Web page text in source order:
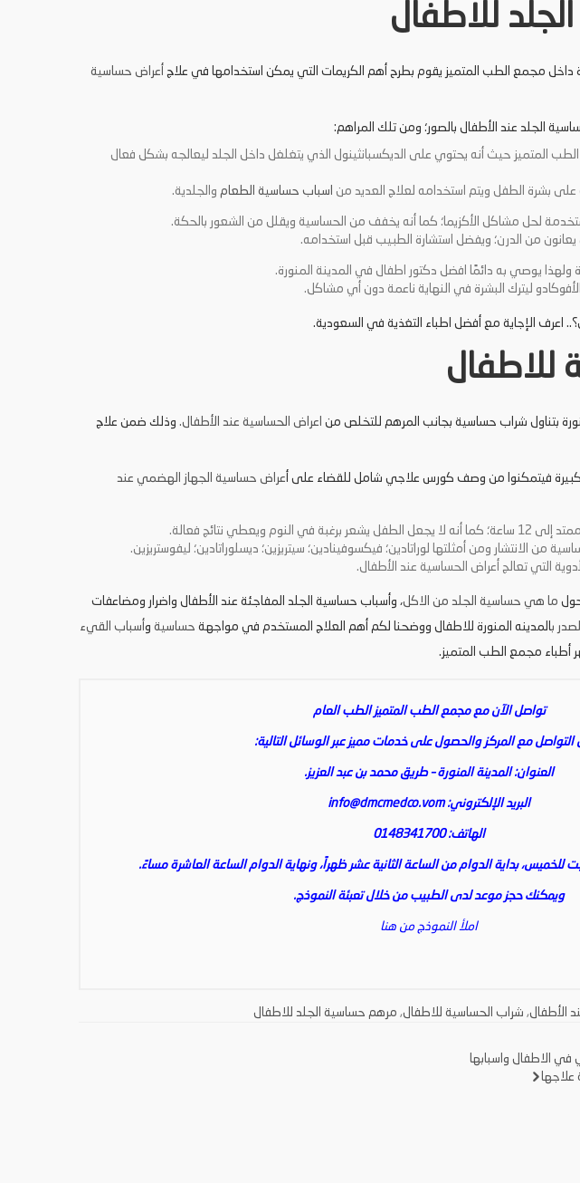
للاطفال
داخل مجمع الطب المتميز يقوم بطرح أهم الكريمات التي يمكن استخدامها في علاج أعراض حساسية
الجلد عند الأطفال بالصور؛ ومن تلك المراهم:
المتميز حيث أنه يحتوي على الديكسبانثينول الذي يتغلغل داخل الجلد ليعالجه بشكل فعال
على بشرة الطفل ويتم استخدامه لعلاج العديد من اسباب حساسية الطعام والجلدية.
لحل مشاكل الأكزيما؛ كما أنه يخفف من الحساسية ويقلل من الشعور بالحكة.
يعانون من الدرن؛ ويفضل استشارة الطبيب قبل استخدامه.
ولهذا يوصي به دائمًا افضل دكتور اطفال في المدينة المنورة.
الأفوكادو ليترك البشرة في النهاية ناعمة دون أي مشاكل.
اعرف الإجاية مع أفضل اطباء التغذية في السعودية.
للاطفال
بتناول شراب حساسية بجانب المرهم للتخلص من اعراض الحساسية عند الأطفال. وذلك ضمن علاج
كبيرة فيتمكنوا من وصف كورس علاجي شامل للقضاء على عراض حساسية الجهاز الهضمي عند
النوم ويعطي نتائج فعالة.
من الانتشار ومن أمثلتها لوراتادين؛ فيكسوفينادين؛ سيتريزين؛ ديسلوراتادين؛ ليفوستريزين.
التي تعالج أعراض الحساسية عند الأطفال.
حول ما هي حساسية الجلد من الاكل، وأسباب حساسية الجلد المفاجئة عند الأطفال واضرار ومضاعفات
بالمدينه المنورة للاطفال ووضحنا لكم أهم العلاج المستخدم في مواجهة حساسية و أسباب القيء
مجمع الطب المتميز.
تواصل الآن مع مجمع الطب المتميز الطب العام
التواصل مع المركز والحصول على خدمات مميز عبر الوسائل التالية:
العنوان: المدينة المنورة – طريق محمد بن عبد العزيز.
البريد الإلكتروني:info@dmcmedco.vom
الهاتف: 0148341700
بداية الدوام من الساعة الثانية عشر ظهراً، ونهاية الدوام الساعة العاشرة مساءً.
ويمكنك حجز موعد لدى الطبيب من خلال تعبئة النموذج.
املأ النموذج من هنا
الأطفال, شراب الحساسية للاطفال, مرهم حساسية الجلد للاطفال
الاطفال واسبابها
علاجها